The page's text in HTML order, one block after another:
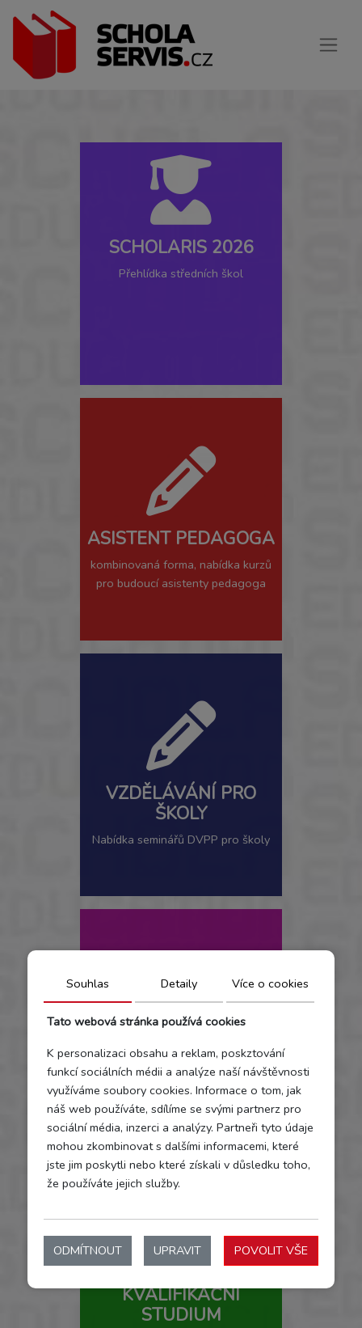
SCHOLARIS 2026
Přehlídka středních škol
ASISTENT PEDAGOGA
kombinovaná forma, nabídka kurzů
pro budoucí asistenty pedagoga
VZDĚLÁVÁNÍ PRO
ŠKOLY
Nabídka seminářů DVPP pro školy
DOUČOVÁNÍ
Doučování a příprava na příjímačky
SŠ
KVALIFIKAČNÍ
STUDIUM
Souhlas Detaily Více o cookies
Tato webová stránka používá cookies
K personalizaci obsahu a reklam, poskztování
funkcí sociálních médii a analýze naší návštěvnosti
využíváme soubory cookies. Informace o tom, jak
náš web používáte, sdílíme se svými partnerz pro
sociální média, inzerci a analýzy. Partneři tyto údaje
mohou zkombinovat s dalšími informacemi, které
jste jim poskytli nebo které získali v důsledku toho,
že používáte jejich služby.
ODMÍTNOUT UPRAVIT POVOLIT VŠE